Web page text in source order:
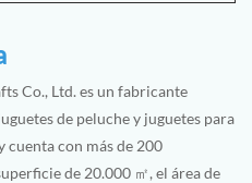
Co., Ltd. es un fabricante
de peluche y juguetes para
cuenta con más de 200
de 20.000 ㎡, el área de